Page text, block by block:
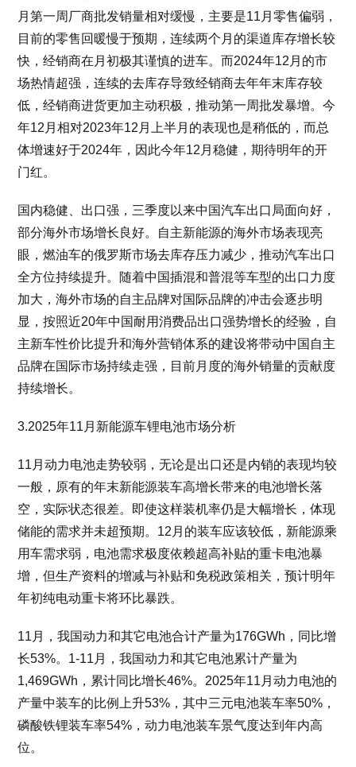
月第一周厂商批发销量相对缓慢，主要是11月零售偏弱，
目前的零售回暖慢于预期，连续两个月的渠道库存增长较
快，经销商在月初极其谨慎的进车。而2024年12月的市
场热情超强，连续的去库存导致经销商去年年末库存较
低，经销商进货更加主动积极，推动第一周批发暴增。今
年12月相对2023年12月上半月的表现也是稍低的，而总
体增速好于2024年，因此今年12月稳健，期待明年的开
门红。
国内稳健、出口强，三季度以来中国汽车出口局面向好，
部分海外市场增长良好。自主新能源的海外市场表现亮
眼，燃油车的俄罗斯市场去库存压力减少，推动汽车出口
全方位持续提升。随着中国插混和普混等车型的出口力度
加大，海外市场的自主品牌对国际品牌的冲击会逐步明
显，按照近20年中国耐用消费品出口强势增长的经验，自
主新车性价比提升和海外营销体系的建设将带动中国自主
品牌在国际市场持续走强，目前月度的海外销量的贡献度
持续增长。
3.2025年11月新能源车锂电池市场分析
11月动力电池走势较弱，无论是出口还是内销的表现均较
一般，原有的年末新能源装车高增长带来的电池增长落
空，实际状态很差。即使这样装机率仍是大幅增长，体现
储能的需求并未超预期。12月的装车应该较低，新能源乘
用车需求弱，电池需求极度依赖超高补贴的重卡电池暴
增，但生产资料的增减与补贴和免税政策相关，预计明年
年初纯电动重卡将环比暴跌。
11月，我国动力和其它电池合计产量为176GWh，同比增
长53%。1-11月，我国动力和其它电池累计产量为
1,469GWh，累计同比增长46%。2025年11月动力电池的
产量中装车的比例上升53%，其中三元电池装车率50%，
磷酸铁锂装车率54%，动力电池装车景气度达到年内高
位。